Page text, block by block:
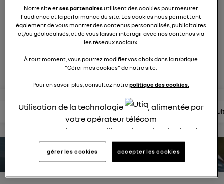
posez une question
rejoignez
lire les questions lire les articles consultez la brochure
estimez votre autonomie
Notre site etses partenairesutilisent des cookies pour mesurer
l'audience et la performance du site. Les cookies nous permettent
également de vous montrer des contenus personnalisés, publicitaires
et/ou géolocalisés, et de vous laisser interagir avec nos contenus via
les réseaux sociaux.
À tout moment, vous pourrez modifier vos choix dans la rubrique
"Gérer mes cookies" de notre site.
Pour en savoir plus, consultez notrepolitique des cookies.
Utilisation de la technologie
, alimentée par
votre opérateur télécom
Nous, Renault Group, utilisons la technologie Utiq
pour nos activités digitales (telles que décrites
dans cette notice de consentement) et liées à
utilisez une connexion internet fournie parun
gérer les cookies accepter les cookies